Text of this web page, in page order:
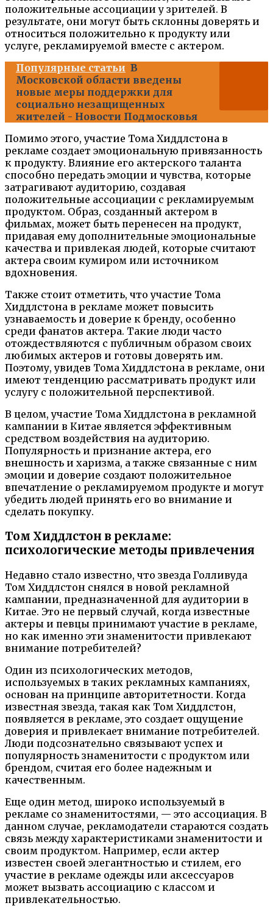
положительные ассоциации у зрителей. В
результате, они могут быть склонны доверять и
относиться положительно к продукту или
услуге, рекламируемой вместе с актером.
Популярные статьи В
Московской области введены
новые меры поддержки для
социально незащищенных
жителей - Новости Подмосковья
Помимо этого, участие Тома Хиддлстона в
рекламе создает эмоциональную привязанность
к продукту. Влияние его актерского таланта
способно передать эмоции и чувства, которые
затрагивают аудиторию, создавая
положительные ассоциации с рекламируемым
продуктом. Образ, созданный актером в
фильмах, может быть перенесен на продукт,
придавая ему дополнительные эмоциональные
качества и привлекая людей, которые считают
актера своим кумиром или источником
вдохновения.
Также стоит отметить, что участие Тома
Хиддлстона в рекламе может повысить
узнаваемость и доверие к бренду, особенно
среди фанатов актера. Такие люди часто
отождествляются с публичным образом своих
любимых актеров и готовы доверять им.
Поэтому, увидев Тома Хиддлстона в рекламе, они
имеют тенденцию рассматривать продукт или
услугу с положительной перспективой.
В целом, участие Тома Хиддлстона в рекламной
кампании в Китае является эффективным
средством воздействия на аудиторию.
Популярность и признание актера, его
внешность и харизма, а также связанные с ним
эмоции и доверие создают положительное
впечатление о рекламируемом продукте и могут
убедить людей принять его во внимание и
сделать покупку.
Том Хиддлстон в рекламе:
психологические методы привлечения
Недавно стало известно, что звезда Голливуда
Том Хиддлстон снялся в новой рекламной
кампании, предназначенной для аудитории в
Китае. Это не первый случай, когда известные
актеры и певцы принимают участие в рекламе,
но как именно эти знаменитости привлекают
внимание потребителей?
Один из психологических методов,
используемых в таких рекламных кампаниях,
основан на принципе авторитетности. Когда
известная звезда, такая как Том Хиддлстон,
появляется в рекламе, это создает ощущение
доверия и привлекает внимание потребителей.
Люди подсознательно связывают успех и
популярность знаменитости с продуктом или
брендом, считая его более надежным и
качественным.
Еще один метод, широко используемый в
рекламе со знаменитостями, — это ассоциация. В
данном случае, рекламодатели стараются создать
связь между характеристиками знаменитости и
своим продуктом. Например, если актер
известен своей элегантностью и стилем, его
участие в рекламе одежды или аксессуаров
может вызвать ассоциацию с классом и
привлекательностью.